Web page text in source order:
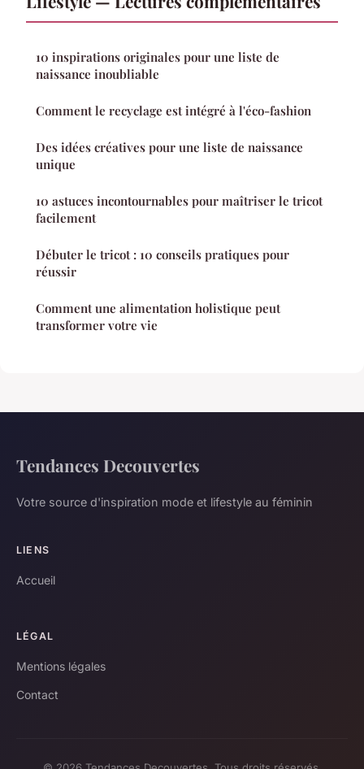
10 inspirations originales pour une liste de
naissance inoubliable
Comment le recyclage est intégré à l'éco-fashion
Des idées créatives pour une liste de naissance
unique
10 astuces incontournables pour maîtriser le tricot
facilement
Débuter le tricot : 10 conseils pratiques pour
réussir
Comment une alimentation holistique peut
transformer votre vie
Tendances Decouvertes
Votre source d'inspiration mode et lifestyle au féminin
LIENS
Accueil
LÉGAL
Mentions légales
Contact